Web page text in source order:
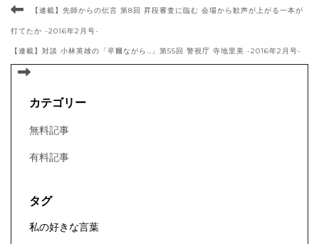
【連載】先師からの伝言 第8回 昇段審査に臨む 会場から歓声が上がる一本が
打てたか -2016年2月号-
【連載】対談 小林英雄の「卒爾ながら…」第55回 警視庁 寺地里美 -2016年2月号-
カテゴリー
無料記事
有料記事
タグ
私の好きな言葉